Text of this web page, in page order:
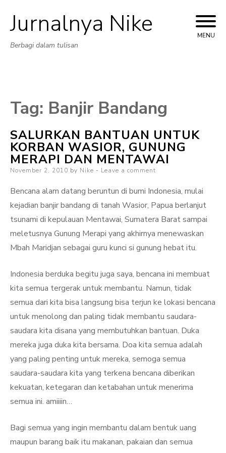
Skip
Jurnalnya Nike
Berbagi dalam tulisan
MENU
Tag: Banjir Bandang
SALURKAN BANTUAN UNTUK
KORBAN WASIOR, GUNUNG
MERAPI DAN MENTAWAI
Posted
November 2, 2010 by Nike Leave a comment
Bencana alam datang beruntun di bumi Indonesia, mulai
kejadian banjir bandang di tanah Wasior, Papua berlanjut
tsunami di kepulauan Mentawai, Sumatera Barat sampai
meletusnya Gunung Merapi yang akhirnya menewaskan
Mbah Maridjan sebagai guru kunci si gunung hebat itu.
Indonesia berduka begitu juga saya, bencana ini membuat
kita semua tergerak untuk membantu. Namun, tidak
semua dari kita bisa langsung bisa terjun ke lokasi bencana
untuk menolong dan paling tidak membantu saudara-
saudara kita disana yang membutuhkan bantuan. Duka
mereka juga duka kita bersama. Doa kita semua adalah
yang paling penting untuk mereka, semoga semua
saudara-saudara kita yang terkena bencana diberikan
kekuatan, ketegaran dan ketabahan untuk menerima
semua ini. amiiiin…
Bagi semua yang ingin membantu dalam bentuk uang
maupun barang baik itu makanan, pakaian dan semua